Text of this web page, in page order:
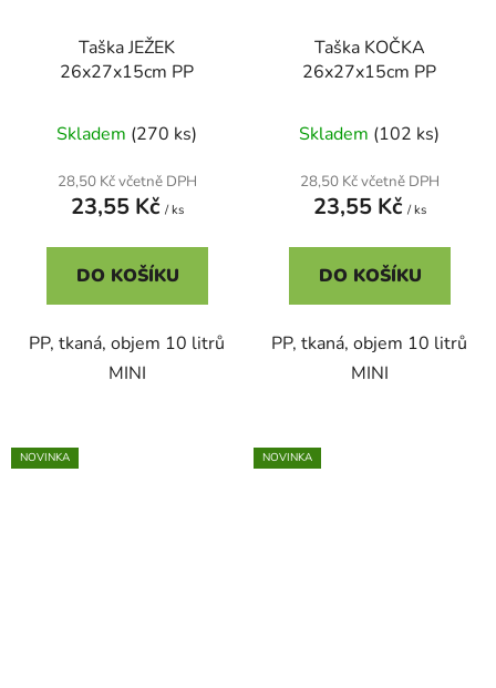
Taška JEŽEK
26x27x15cm PP
Skladem (270 ks)
28,50 Kč včetně DPH
23,55 Kč / ks
DO KOŠÍKU
PP, tkaná, objem 10 litrů
MINI
Taška KOČKA
26x27x15cm PP
Skladem (102 ks)
28,50 Kč včetně DPH
23,55 Kč / ks
DO KOŠÍKU
PP, tkaná, objem 10 litrů
MINI
NOVINKA NOVINKA